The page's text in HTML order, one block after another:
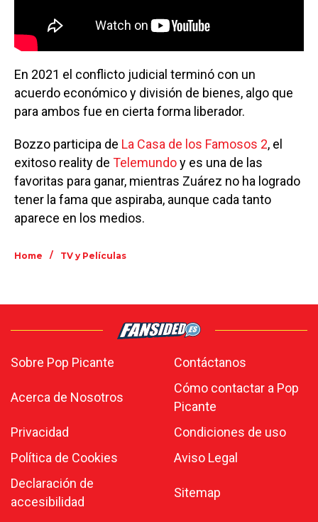
En 2021 el conflicto judicial terminó con un
acuerdo económico y división de bienes, algo que
para ambos fue en cierta forma liberador.
Bozzo participa de La Casa de los Famosos 2, el
exitoso reality de Telemundoy es una de las
favoritas para ganar, mientras Zuárez no ha logrado
tener la fama que aspiraba, aunque cada tanto
aparece en los medios.
Home / TV y Películas
Sobre Pop Picante Contáctanos
Acerca de Nosotros
Cómo contactar a Pop
Picante
Privacidad
Condiciones de uso
Política de Cookies
Aviso Legal
Declaración de
accesibilidad
Sitemap